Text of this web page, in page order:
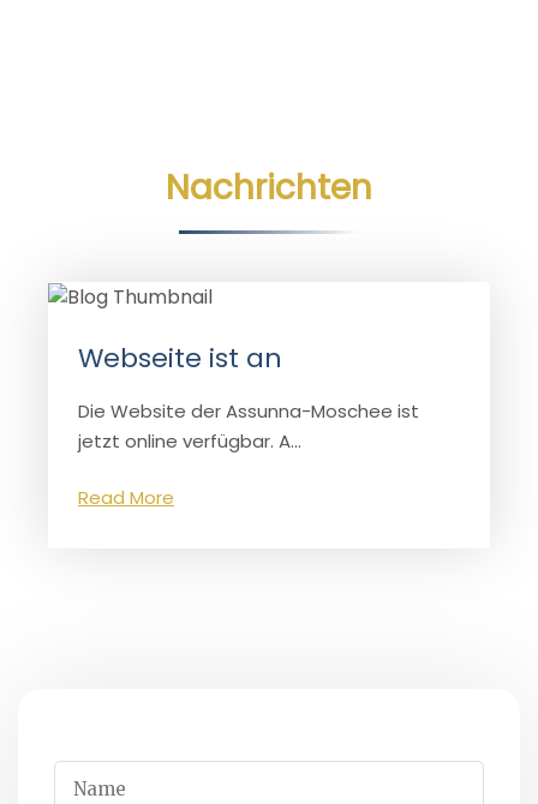
Nachrichten
Webseite ist an
Die Website der Assunna-Moschee ist
jetzt online verfügbar. A...
Read More